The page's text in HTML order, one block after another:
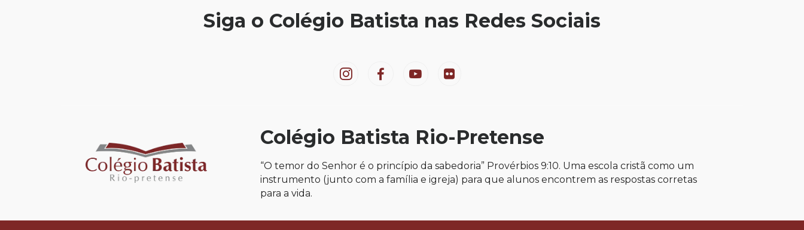
Siga o Colégio Batista nas Redes Sociais
Colégio Batista Rio-Pretense
“O temor do Senhor é o princípio da sabedoria” Provérbios 9:10. Uma escola cristã como um
instrumento (junto com a família e igreja) para que alunos encontrem as respostas corretas
para a vida.